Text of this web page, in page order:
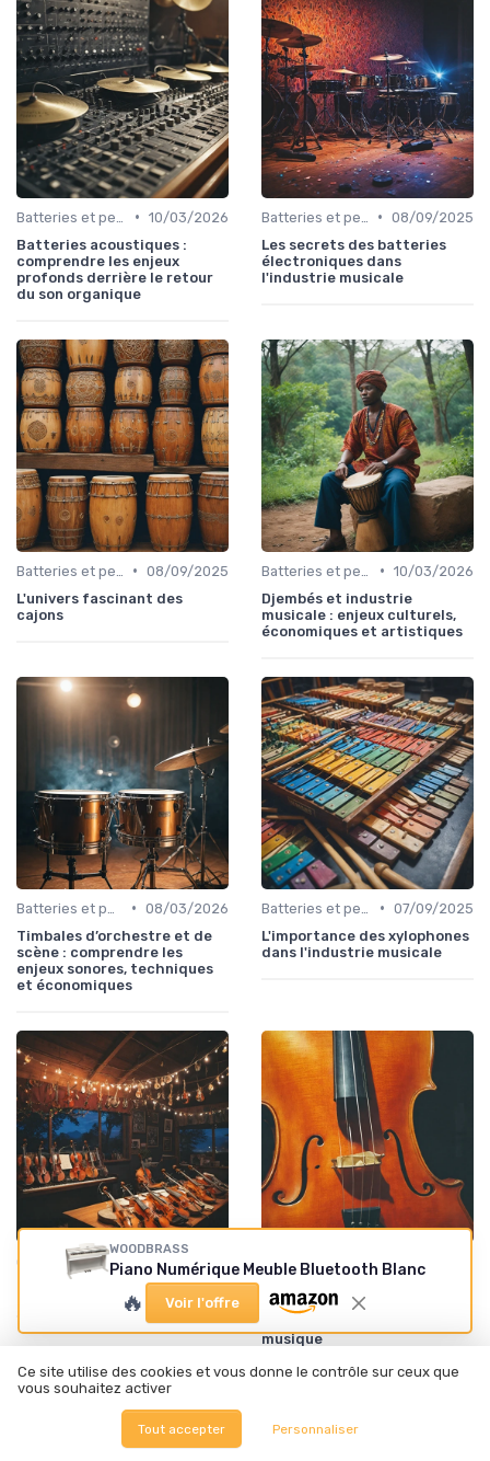
• 10/03/2026
Batteries acoustiques :
comprendre les enjeux
profonds derrière le retour
du son organique
• 08/09/2025
Les secrets des batteries
électroniques dans
l'industrie musicale
• 08/09/2025
L'univers fascinant des
cajons
• 10/03/2026
Djembés et industrie
musicale : enjeux culturels,
économiques et artistiques
• 08/03/2026
Timbales d’orchestre et de
scène : comprendre les
enjeux sonores, techniques
et économiques
• 07/09/2025
L'importance des xylophones
dans l'industrie musicale
Guitares électriques et acoustiques •
07/09/2025
L'univers fascinant des altos
Guitares électriques et acoustiques • 07/03/2026
Violoncelles et lutherie
d’exception : comprendre
musique
WOODBRASS
Piano Numérique Meuble Bluetooth Blanc
🔥 Voir l'offre
Ce site utilise des cookies et vous donne le contrôle sur ceux que
vous souhaitez activer
Tout accepter Personnaliser